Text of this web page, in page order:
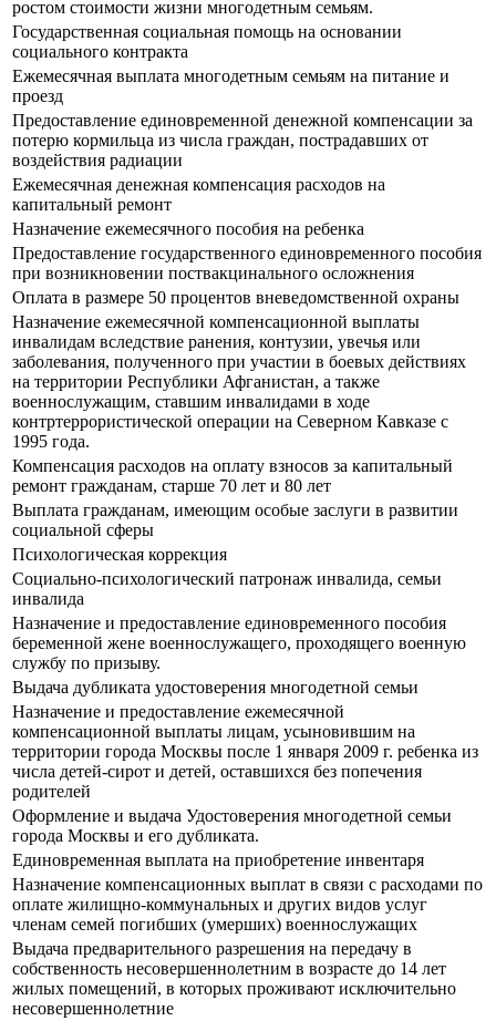
ростом стоимости жизни многодетным семьям.
Государственная социальная помощь на основании
социального контракта
Ежемесячная выплата многодетным семьям на питание и
проезд
Предоставление единовременной денежной компенсации за
потерю кормильца из числа граждан, пострадавших от
воздействия радиации
Ежемесячная денежная компенсация расходов на
капитальный ремонт
Назначение ежемесячного пособия на ребенка
Предоставление государственного единовременного пособия
при возникновении поствакцинального осложнения
Оплата в размере 50 процентов вневедомственной охраны
Назначение ежемесячной компенсационной выплаты
инвалидам вследствие ранения, контузии, увечья или
заболевания, полученного при участии в боевых действиях
на территории Республики Афганистан, а также
военнослужащим, ставшим инвалидами в ходе
контртеррористической операции на Северном Кавказе с
1995 года.
Компенсация расходов на оплату взносов за капитальный
ремонт гражданам, старше 70 лет и 80 лет
Выплата гражданам, имеющим особые заслуги в развитии
социальной сферы
Психологическая коррекция
Социально-психологический патронаж инвалида, семьи
инвалида
Назначение и предоставление единовременного пособия
беременной жене военнослужащего, проходящего военную
службу по призыву.
Выдача дубликата удостоверения многодетной семьи
Назначение и предоставление ежемесячной
компенсационной выплаты лицам, усыновившим на
территории города Москвы после 1 января 2009 г. ребенка из
числа детей-сирот и детей, оставшихся без попечения
родителей
Оформление и выдача Удостоверения многодетной семьи
города Москвы и его дубликата.
Единовременная выплата на приобретение инвентаря
Назначение компенсационных выплат в связи с расходами по
оплате жилищно-коммунальных и других видов услуг
членам семей погибших (умерших) военнослужащих
Выдача предварительного разрешения на передачу в
собственность несовершеннолетним в возрасте до 14 лет
жилых помещений, в которых проживают исключительно
несовершеннолетние